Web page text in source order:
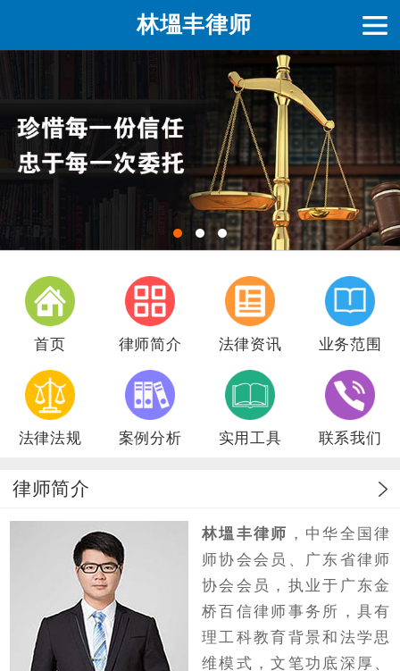
林塭丰律师
首页 律师简介 法律资讯 业务范围
法律法规 案例分析 实用工具 联系我们
律师简介
林塭丰律师 ，中华全国律
师协会会员、广东省律师
协会会员，执业于广东金
桥百信律师事务所，具有
理工科教育背景和法学思
维模式，文笔功底深厚、